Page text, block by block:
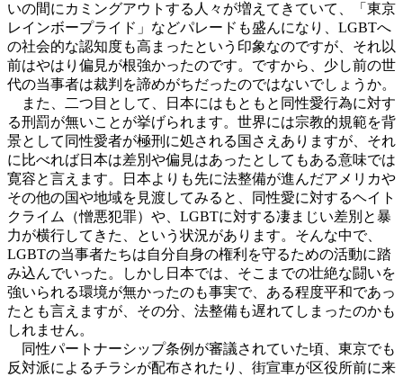
いの間にカミングアウトする人々が増えてきていて、「東京
レインボープライド」などパレードも盛んになり、LGBTへ
の社会的な認知度も高まったという印象なのですが、それ以
前はやはり偏見が根強かったのです。ですから、少し前の世
代の当事者は裁判を諦めがちだったのではないでしょうか。
また、二つ目として、日本にはもともと同性愛行為に対す
る刑罰が無いことが挙げられます。世界には宗教的規範を背
景として同性愛者が極刑に処される国さえありますが、それ
に比べれば日本は差別や偏見はあったとしてもある意味では
寛容と言えます。日本よりも先に法整備が進んだアメリカや
その他の国や地域を見渡してみると、同性愛に対するヘイト
クライム（憎悪犯罪）や、LGBTに対する凄まじい差別と暴
力が横行してきた、という状況があります。そんな中で、
LGBTの当事者たちは自分自身の権利を守るための活動に踏
み込んでいった。しかし日本では、そこまでの壮絶な闘いを
強いられる環境が無かったのも事実で、ある程度平和であっ
たとも言えますが、その分、法整備も遅れてしまったのかも
しれません。
同性パートナーシップ条例が審議されていた頃、東京でも
反対派によるチラシが配布されたり、街宣車が区役所前に来